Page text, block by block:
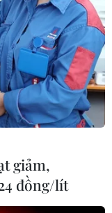
tải vượt ẩu
giảm,
đồng/lít